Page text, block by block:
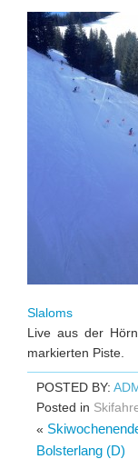
Slaloms
Live aus der
markierten Piste.
POSTED BY:
Posted in
«
Bolsterlang (D)